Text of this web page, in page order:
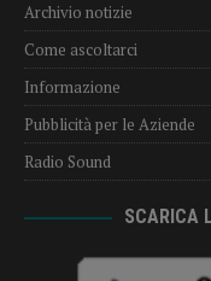
Archivio notizie
Come ascoltarci
Informazione
Pubblicità per le Aziende
Radio Sound
SCARICA